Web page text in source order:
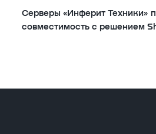
Серверы «Инферит Техники»
совместимость с решением